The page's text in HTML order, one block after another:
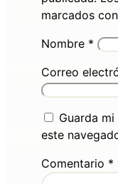
marcados con
Nombre *
Correo
Guarda
este
Comentario *